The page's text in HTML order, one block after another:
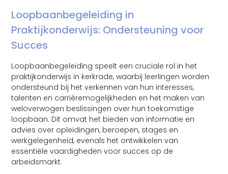
Loopbaanbegeleiding in
Praktijkonderwijs: Ondersteuning voor
Succes
Loopbaanbegeleiding speelt een cruciale rol in het
praktijkonderwijs in kerkrade, waarbij leerlingen worden
ondersteund bij het verkennen van hun interesses,
talenten en carrièremogelijkheden en het maken van
weloverwogen beslissingen over hun toekomstige
loopbaan. Dit omvat het bieden van informatie en
advies over opleidingen, beroepen, stages en
werkgelegenheid, evenals het ontwikkelen van
essentiële vaardigheden voor succes op de
arbeidsmarkt.